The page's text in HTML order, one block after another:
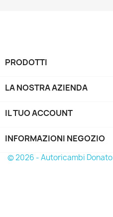
PRODOTTI
LA NOSTRA AZIENDA
IL TUO ACCOUNT
INFORMAZIONI NEGOZIO
© 2026 - Autoricambi Donato